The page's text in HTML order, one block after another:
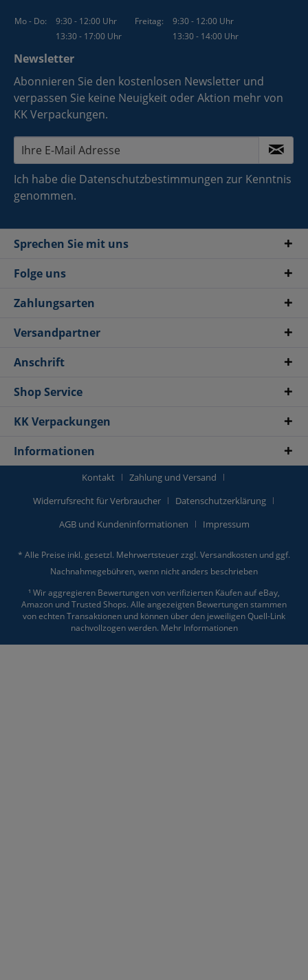
Mo - Do: 9:30 - 12:00 Uhr Freitag:
9:30 - 12:00 Uhr
13:30 - 17:00 Uhr
13:30 - 14:00 Uhr
Newsletter
Abonnieren Sie den kostenlosen Newsletter und
verpassen Sie keine Neuigkeit oder Aktion mehr von
KK Verpackungen.
Ich habe die Datenschutzbestimmungen zur Kenntnis
genommen.
Sprechen Sie mit uns
Folge uns
Zahlungsarten
Versandpartner
Anschrift
Shop Service
KK Verpackungen
Informationen
Kontakt
Zahlung und Versand
Widerrufsrecht für Verbraucher
Datenschutzerklärung
AGB und Kundeninformationen
Impressum
* Alle Preise inkl. gesetzl. Mehrwertsteuer zzgl. Versandkosten und ggf.
Nachnahmegebühren, wenn nicht anders beschrieben
¹ Wir aggregieren Bewertungen von verifizierten Käufen auf eBay,
Amazon und Trusted Shops. Alle angezeigten Bewertungen stammen
von echten Transaktionen und können über den jeweiligen Quell-Link
nachvollzogen werden. Mehr Informationen